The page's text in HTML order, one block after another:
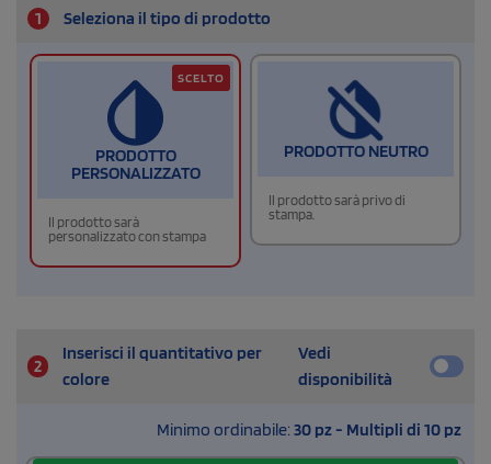
1 Seleziona il tipo di prodotto
PRODOTTO
PERSONALIZZATO
Il prodotto sarà
personalizzato con stampa
SCELTO
PRODOTTO NEUTRO
Il prodotto sarà privo di
stampa.
2
Inserisci il quantitativo per
colore
Vedi
disponibilità
Minimo ordinabile: 30 pz - Multipli di 10 pz